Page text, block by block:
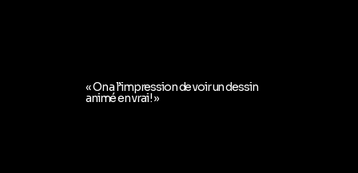
« On a l’impression de voir un dessin
animé en vrai ! »